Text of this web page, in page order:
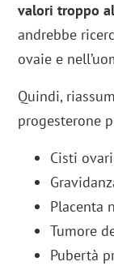
valori troppo
andrebbe
ovaie e
Quindi,
progesterone
Cisti
Placenta
Tumore
Pubertà